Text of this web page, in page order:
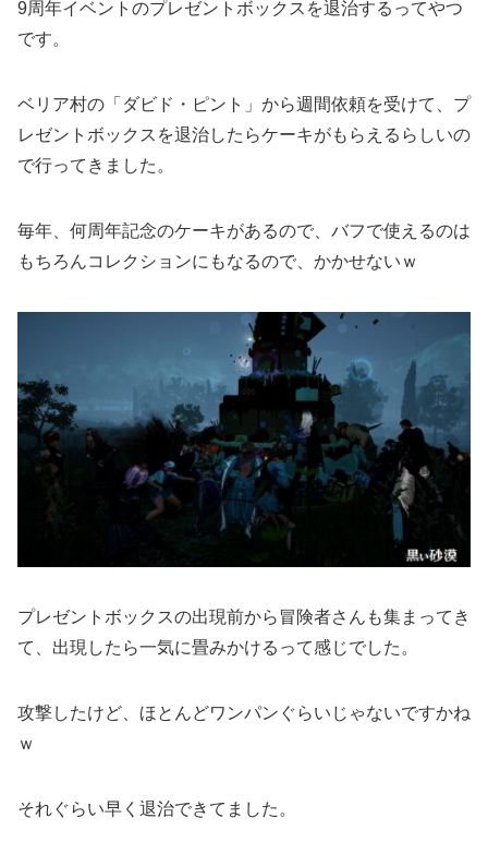
9周年イベントのプレゼントボックスを退治するってやつ
です。
ベリア村の「ダビド・ピント」から週間依頼を受けて、プ
レゼントボックスを退治したらケーキがもらえるらしいの
で行ってきました。
毎年、何周年記念のケーキがあるので、バフで使えるのは
もちろんコレクションにもなるので、かかせないｗ
プレゼントボックスの出現前から冒険者さんも集まってき
て、出現したら一気に畳みかけるって感じでした。
攻撃したけど、ほとんどワンパンぐらいじゃないですかね
ｗ
それぐらい早く退治できてました。